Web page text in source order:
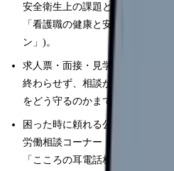
安全衛生上の課題として位置づ
「看護職の健康と安全に配慮し
ン」)。
求人票・面接・見学では、「人
終わらせず、相談が起きた時に
をどう守るのかまで確認します。
困った時に頼れる公的窓口とし
労働相談コーナー（全国378か所
「こころの耳電話相談」0120-